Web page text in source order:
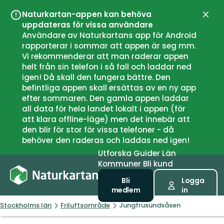
Naturkartan-appen kan behöva
uppdateras för vissa användare
Användare av Naturkartans app för Android
rapporterar i sommar att appen är seg mm.
Vi rekommenderar att man raderar appen
helt från sin telefon i så fall och laddar ned
igen! Då skall den fungera bättre. Den
befintliga appen skall ersättas av en ny app
efter sommaren. Den gamla appen laddar
all data för hela landet lokalt i appen (för
att klara offline-läge) men det innebär att
den blir för stor för vissa telefoner - då
behöver den raderas och laddas ned igen!
UtforskaGuiderLän
Kommuner Bli kund
Bli
medlem
Logga
in
Stockholms län Friluftsområde Jungfrusundsåsen